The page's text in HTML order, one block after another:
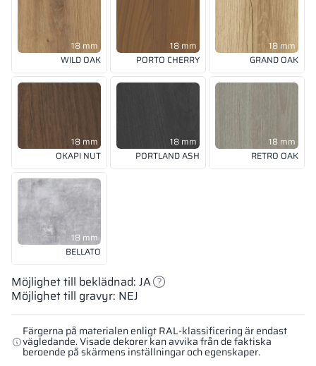
Färgerna på materialen enligt RAL-klassificering är endast
vägledande. Visade dekorer kan avvika från de faktiska
beroende på skärmens inställningar och egenskaper.
18 mm
WILD OAK
18 mm
PORTO CHERRY
18 mm
GRAND OAK
18 mm
OKAPI NUT
18 mm
PORTLAND ASH
18 mm
RETRO OAK
18 mm
BELLATO
Möjlighet till beklädnad: JA
Möjlighet till gravyr: NEJ